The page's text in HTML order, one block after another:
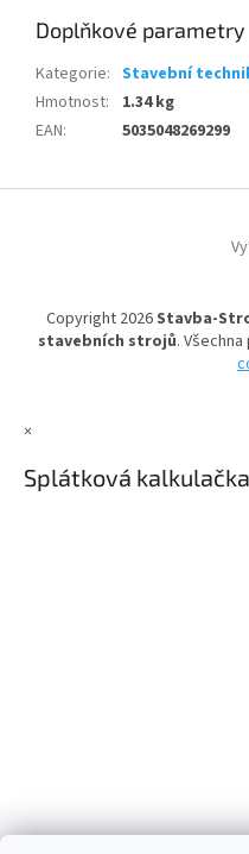
Doplňkové parametry
Kategorie: Stavební
Hmotnost:
1.34 kg
EAN: 5035048269299
Copyright 2026Stavba-
stavebních strojů.
×
Splátková kalkulačka